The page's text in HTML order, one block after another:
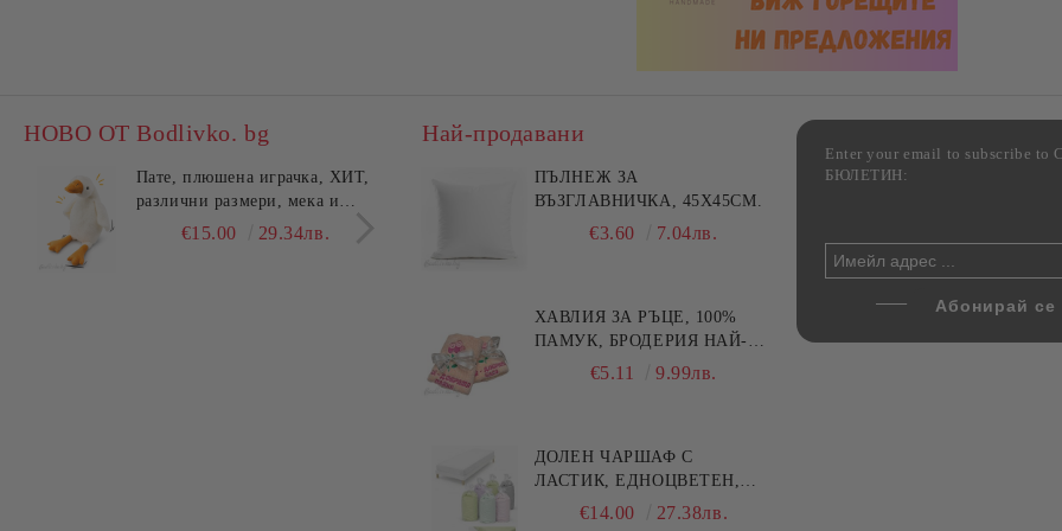
НОВО ОТ Bodlivko. bg
Пате, плюшена играчка, ХИТ,
различни размери, мека и
гушлива€15.00 29.34лв.
Калъфка за възглавница ,
едноцветна, 100% памук,
различни цветове по избор
€4.00 7.82лв.
Комплект за алкохолни
Най-продавани
ПЪЛНЕЖ ЗА
ВЪЗГЛАВНИЧКА, 45X45СМ.
€3.60 7.04лв.
ХАВЛИЯ ЗА РЪЦЕ, 100%
ПАМУК, БРОДЕРИЯ НАЙ-
ДОБАРАТА МАЙКА/БАБА ,
€5.11 9.99лв.
ДОЛЕН ЧАРШАФ С
ЛАСТИК, ЕДНОЦВЕТЕН,
100% ПАМУК, РАЗЛИЧНИ
€14.00 27.38лв.
Enter your email to subscribe
БЮЛЕТИН: